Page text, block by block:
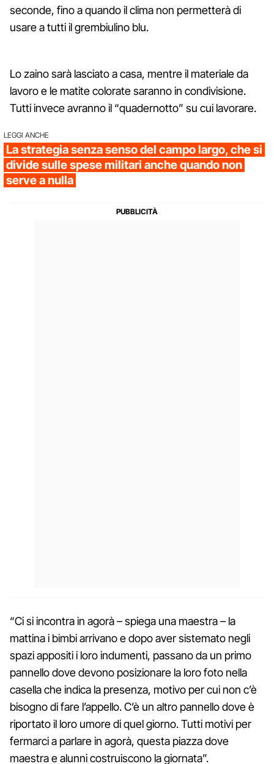
seconde, fino a quando il clima non permetterà di
usare a tutti il grembiulino blu.
Lo zaino sarà lasciato a casa, mentre il materiale da
lavoro e le matite colorate saranno in condivisione.
Tutti invece avranno il “quadernotto” su cui lavorare.
LEGGI ANCHE
La strategia senza senso del campo largo, che si
divide sulle spese militari anche quando non
serve a nulla
“Ci si incontra in agorà – spiega una maestra – la
mattina i bimbi arrivano e dopo aver sistemato negli
spazi appositi i loro indumenti, passano da un primo
pannello dove devono posizionare la loro foto nella
casella che indica la presenza, motivo per cui non c’è
bisogno di fare l’appello. C’è un altro pannello dove è
riportato il loro umore di quel giorno. Tutti motivi per
fermarci a parlare in agorà, questa piazza dove
maestra e alunni costruiscono la giornata”.